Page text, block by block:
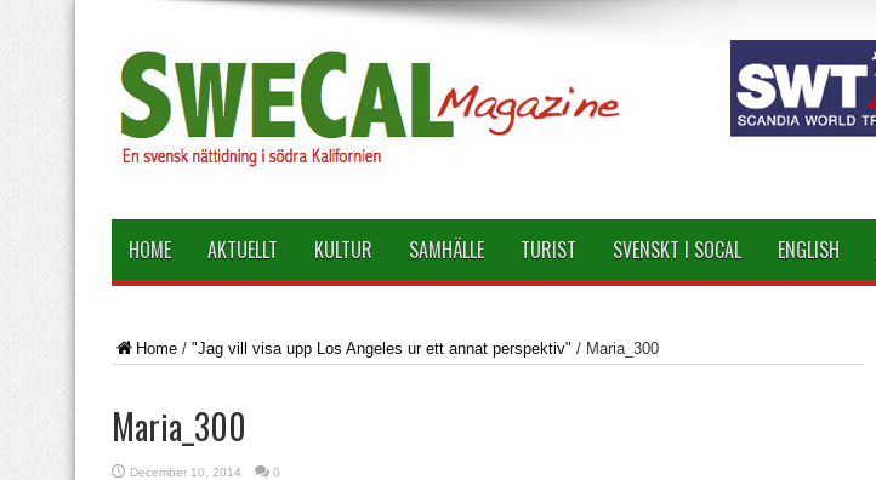
HOME AKTUELLT KULTUR SAMHÄLLE TURIST SVENSKT I SOCAL ENGLISH
Home / "Jag vill visa upp Los Angeles ur ett annat perspektiv" / Maria_300
Maria_300
December 10, 2014 0